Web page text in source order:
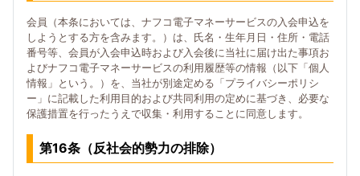
会員（本条においては、ナフコ電子マネーサービスの入会申込を
しようとする方を含みます。）は、氏名・生年月日・住所・電話
番号等、会員が入会申込時および入会後に当社に届け出た事項お
よびナフコ電子マネーサービスの利用履歴等の情報（以下「個人
情報」という。）を、当社が別途定める「プライバシーポリシ
ー」に記載した利用目的および共同利用の定めに基づき、必要な
保護措置を行ったうえで収集・利用することに同意します。
第16条（反社会的勢力の排除）